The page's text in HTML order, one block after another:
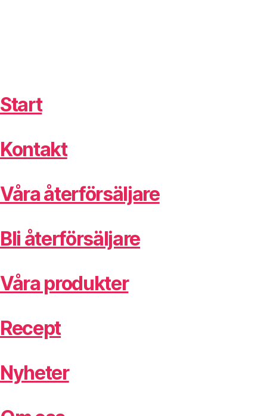
Start
Kontakt
Våra återförsäljare
Bli återförsäljare
Våra produkter
Recept
Nyheter